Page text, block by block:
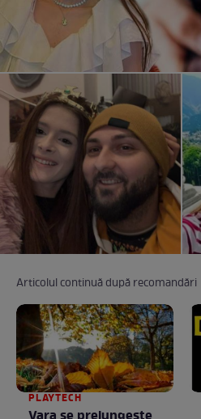
Articolul continuă după recomandări
PLAYTECH